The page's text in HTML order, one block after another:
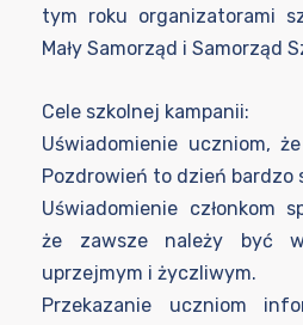
tym roku organizatorami
Mały Samorząd i Samorząd
Cele szkolnej kampanii:
Uświadomienie uczniom,
Pozdrowień to dzień bardzo
Uświadomienie członkom
że zawsze należy być
uprzejmym i życzliwym.
Przekazanie uczniom